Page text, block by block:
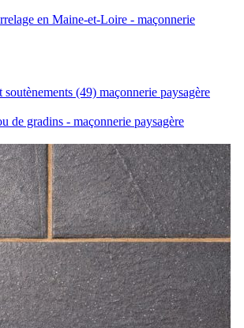
en Maine-et-Loire - maçonnerie
soutènements (49) maçonnerie paysagère
de gradins - maçonnerie paysagère